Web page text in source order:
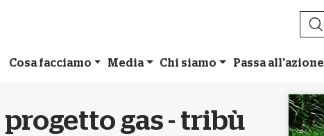
Cosa facciamo Media Chi siamo Passa all'azione
gas - tribù